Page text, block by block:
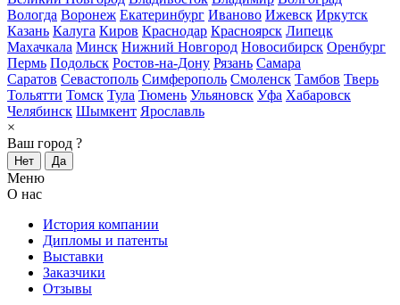
Вологда Воронеж Екатеринбург Иваново Ижевск Иркутск
Казань Калуга Киров Краснодар Красноярск Липецк
Махачкала Минск Нижний Новгород Новосибирск Оренбург
Пермь Подольск Ростов-на-Дону Рязань Самара
Саратов Севастополь Симферополь Смоленск Тамбов Тверь
Тольятти Томск Тула Тюмень Ульяновск Уфа Хабаровск
Челябинск Шымкент Ярославль
×
Ваш город ?
Нет Да
Меню
О нас
История компании
Дипломы и патенты
Выставки
Заказчики
Отзывы